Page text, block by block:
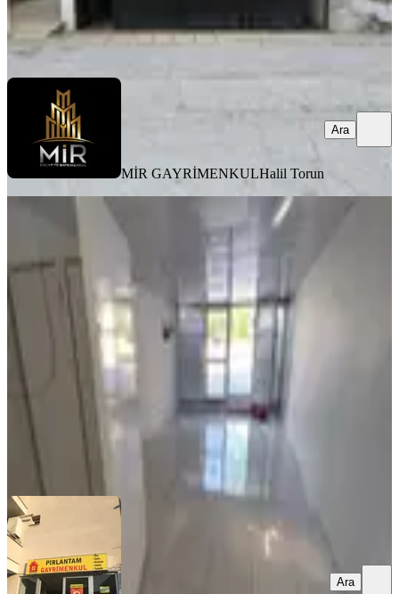
MİR GAYRİMENKUL
Ara
MİR GAYRİMENKULHalil Torun
Ara
Balıkesir Altıeylül Gop Mh Adliye
Yanı Boş Kiralık Dükkan Pırlantam
Gayrimenkul
Balıkesir, Altıeylül
1 Oda
35 m² Düz Giriş (Zemin)
20.000 ₺
PIRLANTAM GAYRİMENKUL Erkan Kılınç
Ara